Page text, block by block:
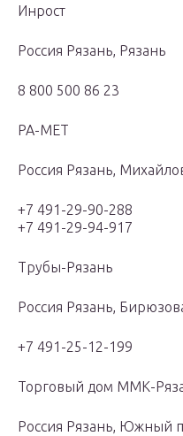
Инрост
Россия Рязань, Рязань
8 800 500 86 23
РА-МЕТ
Россия Рязань,
+7 491-29-90-288
+7 491-29-94-917
Трубы-Рязань
Россия Рязань,
+7 491-25-12-199
Торговый дом ММК-
Россия Рязань, Южный